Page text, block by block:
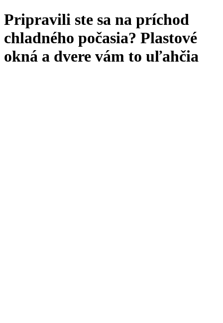
Pripravili ste sa na príchod
chladného počasia? Plastové
okná a dvere vám to uľahčia